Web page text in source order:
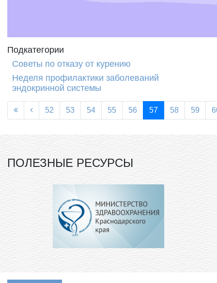
Подкатегории
Советы по отказу от курению
Неделя профилактики заболеваний
эндокринной системы
52 53 54 55 56 57 58 59
ПОЛЕЗНЫЕ РЕСУРСЫ